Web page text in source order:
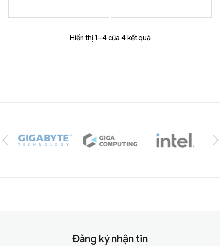
Hiển thị 1–4 của 4 kết quả
Đăng ký nhận tin